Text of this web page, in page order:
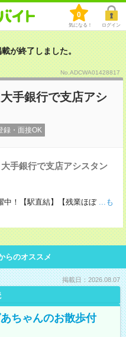
0
気になる！ ログイン
が終了しました。
No.ADCWA01428817
手銀行で支店アシ
録・面接OK
手銀行で支店アシスタン
中！【駅直結】【残業ほぼ ...も
らのオススメ
掲載日：2026.08.07
ちゃんのお散歩付